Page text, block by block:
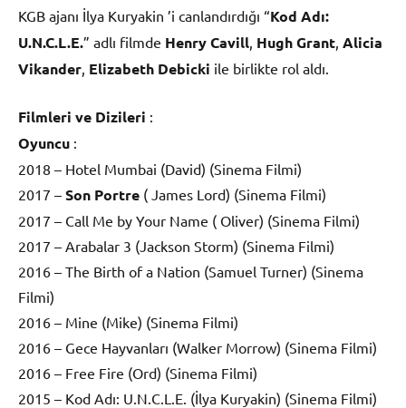
KGB ajanı İlya Kuryakin ’i canlandırdığı “Kod Adı:
U.N.C.L.E.” adlı filmde Henry Cavill Hugh Grant Alicia
Vikander Elizabeth Debicki ile birlikte rol aldı.
Filmleri ve Dizileri :
Oyuncu :
2018 – Hotel Mumbai (David) (Sinema Filmi)
2017 – Son Portre ( James Lord) (Sinema Filmi)
2017 – Call Me by Your Name ( Oliver) (Sinema Filmi)
2017 – Arabalar 3 (Jackson Storm) (Sinema Filmi)
2016 – The Birth of a Nation (Samuel Turner) (Sinema
Filmi)
2016 – Mine (Mike) (Sinema Filmi)
2016 – Gece Hayvanları (Walker Morrow) (Sinema Filmi)
2016 – Free Fire (Ord) (Sinema Filmi)
2015 – Kod Adı: U.N.C.L.E. (İlya Kuryakin) (Sinema Filmi)